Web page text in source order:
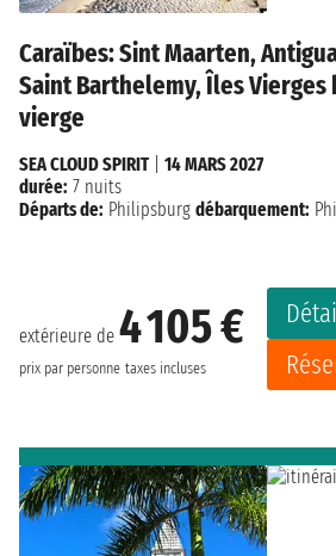
Caraïbes: Sint Maarten,
Saint Barthelemy, Îles
vierge
extérieure de 4 105 €
prix par personne taxes incluses
SEA CLOUD SPIRIT| 14 MARS 2027
durée: 7 nuits
Départs de: Philipsburg débarquement: